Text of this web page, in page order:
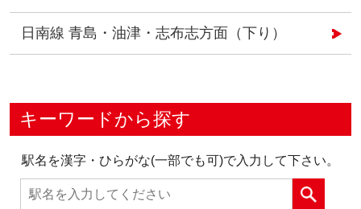
日南線 青島・油津・志布志方面（下り）
キーワードから探す
駅名を漢字・ひらがな(一部でも可)で入力して下さい。